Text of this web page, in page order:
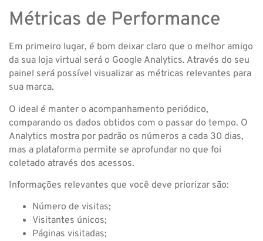
Métricas de Performance
Em primeiro lugar, é bom deixar claro que o melhor amigo
da sua loja virtual será o Google Analytics. Através do seu
painel será possível visualizar as métricas relevantes para
sua marca.
O ideal é manter o acompanhamento periódico,
comparando os dados obtidos com o passar do tempo. O
Analytics mostra por padrão os números a cada 30 dias,
mas a plataforma permite se aprofundar no que foi
coletado através dos acessos.
Informações relevantes que você deve priorizar são:
Número de visitas;
Visitantes únicos;
Páginas visitadas;